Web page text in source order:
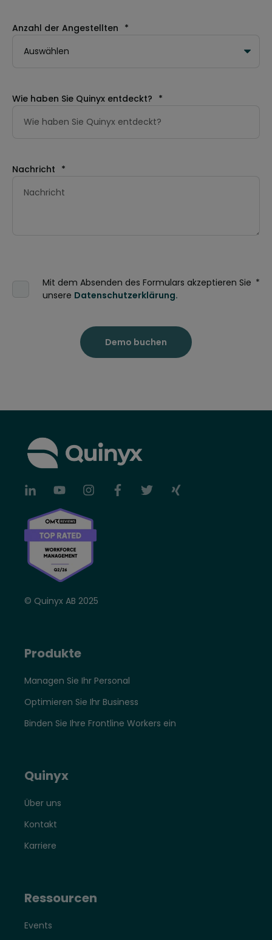
Anzahl der Angestellten *
Wie haben Sie Quinyx entdeckt? *
Nachricht *
Mit dem Absenden des Formulars akzeptieren Sie
unsere Datenschutzerklärung.
*
© Quinyx AB 2025
Produkte
Managen Sie Ihr Personal
Optimieren Sie Ihr Business
Binden Sie Ihre Frontline Workers ein
Quinyx
Über uns
Kontakt
Karriere
Ressourcen
Events